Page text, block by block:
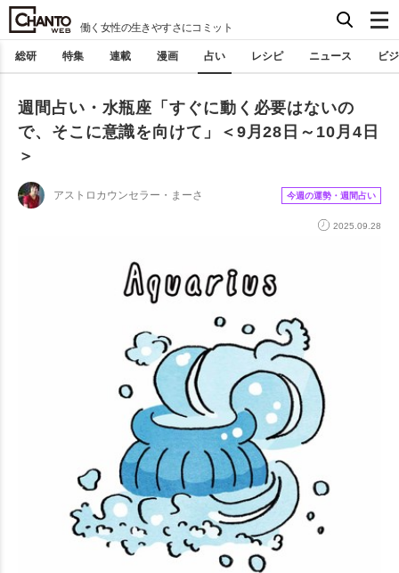
働く女性の生きやすさにコミット
総研 特集 連載 漫画 占い レシピ ニュース ビ
週間占い・水瓶座「すぐに動く必要はないの
で、そこに意識を向けて」＜9月28日～10月4日
＞
アストロカウンセラー・まーさ 今週の運勢・週間占い
2025.09.28